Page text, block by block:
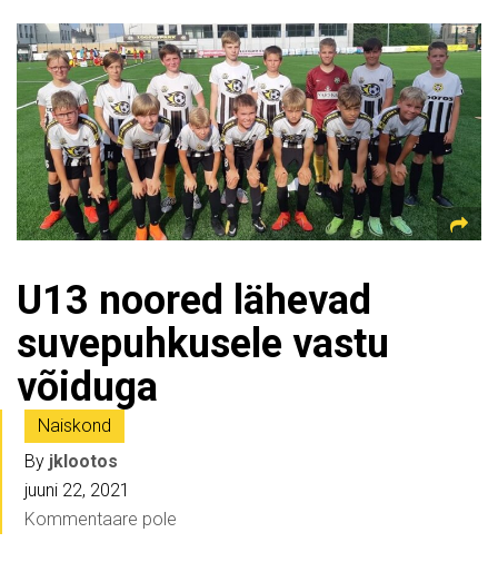
U13 noored lähevad
suvepuhkusele vastu
võiduga
Naiskond
By jklootos
juuni 22, 2021
Kommentaare pole